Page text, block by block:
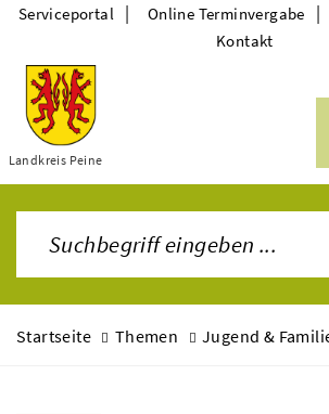
Themen
Landkreis Peine
Serviceportal | Online Terminvergabe |
Kontakt
Startseite Themen Jugend &